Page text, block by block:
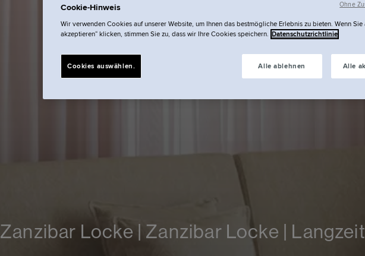
Zanzibar Locke | Zanzibar Locke |
Cookie-Hinweis
Wir verwenden Cookies auf unserer Website, um Ihnen das bestmögliche Erlebnis zu bieten. Wenn Sie
akzeptieren“ klicken, stimmen Sie zu, dass wir Ihre Cookies speichern. Datenschutzrichtlinie
Alle ablehnen Alle
Cookies auswählen.
Ohne